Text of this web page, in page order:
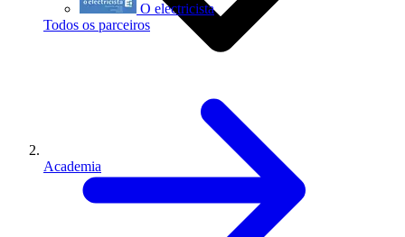
O electricista
Todos os parceiros
Academia